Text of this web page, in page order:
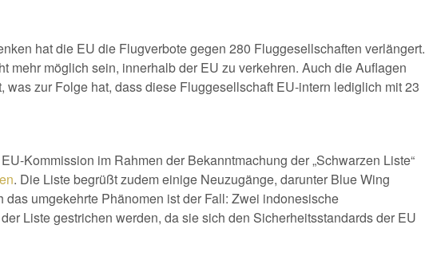
hat die EU die Flugverbote gegen 280 Fluggesellschaften verlängert.
mehr möglich sein, innerhalb der EU zu verkehren. Auch die Auflagen
was zur Folge hat, dass diese Fluggesellschaft EU-intern lediglich mit 23
Kommission im Rahmen der Bekanntmachung der „Schwarzen Liste“
. Die Liste begrüßt zudem einige Neuzugänge, darunter Blue Wing
umgekehrte Phänomen ist der Fall: Zwei indonesische
Liste gestrichen werden, da sie sich den Sicherheitsstandards der EU